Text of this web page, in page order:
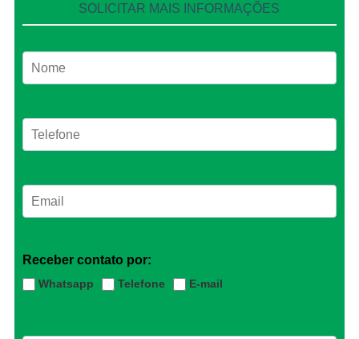
SOLICITAR MAIS INFORMAÇÕES
Receber contato por:
Whatsapp Telefone E-mail